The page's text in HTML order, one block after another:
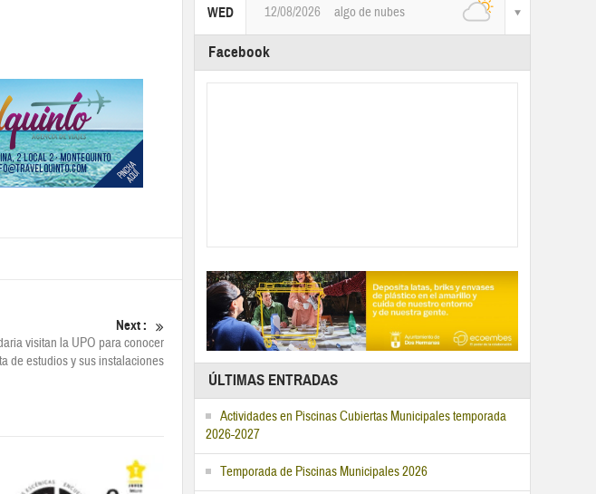
Next :
visitan la UPO para conocer
de estudios y sus instalaciones
WED 12/08/2026 algo de nubes
Facebook
ÚLTIMAS ENTRADAS
Actividades en Piscinas Cubiertas Municipales temporada
2026-2027
Temporada de Piscinas Municipales 2026